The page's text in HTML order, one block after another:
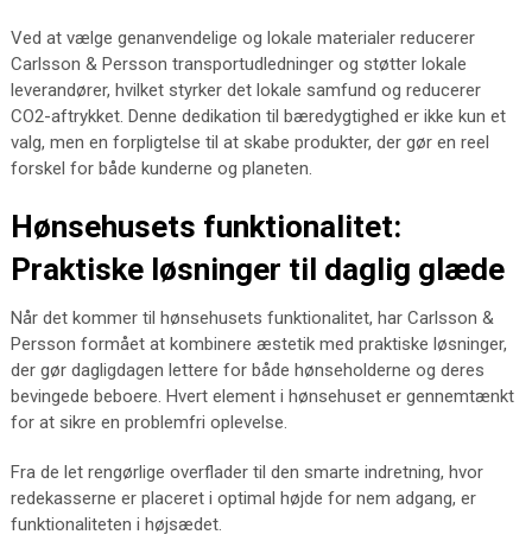
Ved at vælge genanvendelige og lokale materialer reducerer
Carlsson & Persson transportudledninger og støtter lokale
leverandører, hvilket styrker det lokale samfund og reducerer
CO2-aftrykket. Denne dedikation til bæredygtighed er ikke kun et
valg, men en forpligtelse til at skabe produkter, der gør en reel
forskel for både kunderne og planeten.
Hønsehusets funktionalitet:
Praktiske løsninger til daglig glæde
Når det kommer til hønsehusets funktionalitet, har Carlsson &
Persson formået at kombinere æstetik med praktiske løsninger,
der gør dagligdagen lettere for både hønseholderne og deres
bevingede beboere. Hvert element i hønsehuset er gennemtænkt
for at sikre en problemfri oplevelse.
Fra de let rengørlige overflader til den smarte indretning, hvor
redekasserne er placeret i optimal højde for nem adgang, er
funktionaliteten i højsædet.